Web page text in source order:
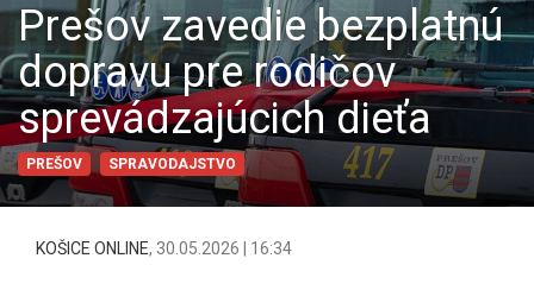
Prešov zavedie bezplatnú
dopravu pre rodičov
sprevádzajúcich dieťa
PREŠOV SPRAVODAJSTVO
KOŠICE ONLINE, 30.05.2026 | 16:34